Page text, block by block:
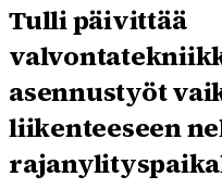
Tulli päivittää
asennustyöt
liikenteeseen